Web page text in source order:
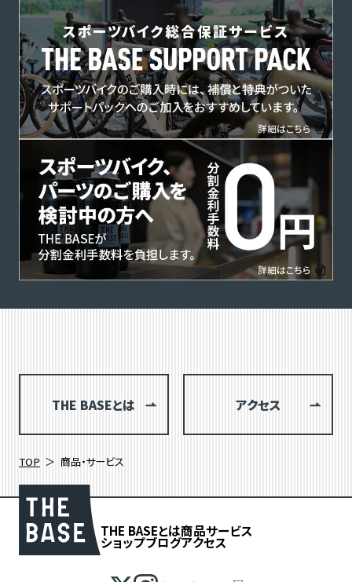
THE BASEとは アクセス
TOP 商品・サービス
THE BASEとは商品サービス
ショップブログアクセス